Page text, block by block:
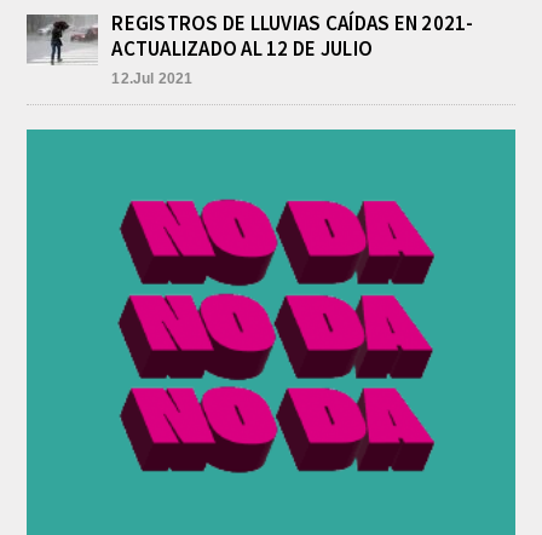
En las primeras horas de la tarde del
martes, el Intendente Jorge
Etcheverry recibió, por parte de su
REGISTROS DE LLUVIAS CAÍDAS EN 2021-
ACTUALIZADO AL 12 DE JULIO
12.Jul 2021